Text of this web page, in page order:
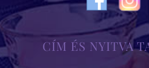
CÍM ÉS NYITVA